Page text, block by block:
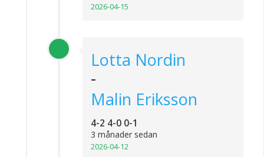
2026-04-15
Lotta Nordin
-
Malin Eriksson
4-2 4-0 0-1
3 månader sedan
2026-04-12